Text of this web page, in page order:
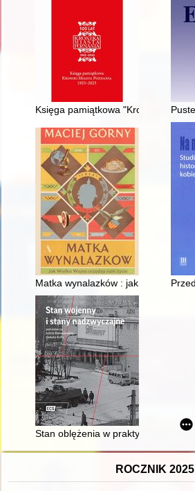
Księga pamiątkowa "Kroniki Miasta
Matka wynalazków : jak Wielka
Stan oblężenia w praktyce ustrojowej
ROCZNIK 2025